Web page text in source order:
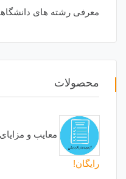
معرفی رشته های
محصولات
معایب و
رایگان!